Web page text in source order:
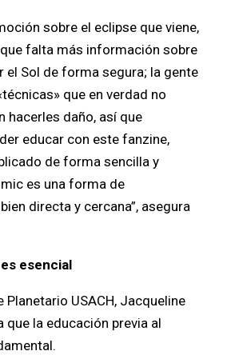
sobre el eclipse que viene,
falta más información sobre
el Sol de forma segura; la gente
que en verdad no
hacerles daño, así que
educar con este fanzine,
de forma sencilla y
es una forma de
directa y cercana”, asegura
esencial
Planetario USACH, Jacqueline
que la educación previa al